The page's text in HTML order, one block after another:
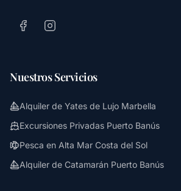
Nuestros Servicios
Alquiler de Yates de Lujo Marbella
Excursiones Privadas Puerto Banús
Pesca en Alta Mar Costa del Sol
Alquiler de Catamarán Puerto Banús